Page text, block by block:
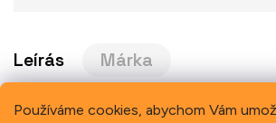
Používáme cookies, abychom Vám
Leírás Márka